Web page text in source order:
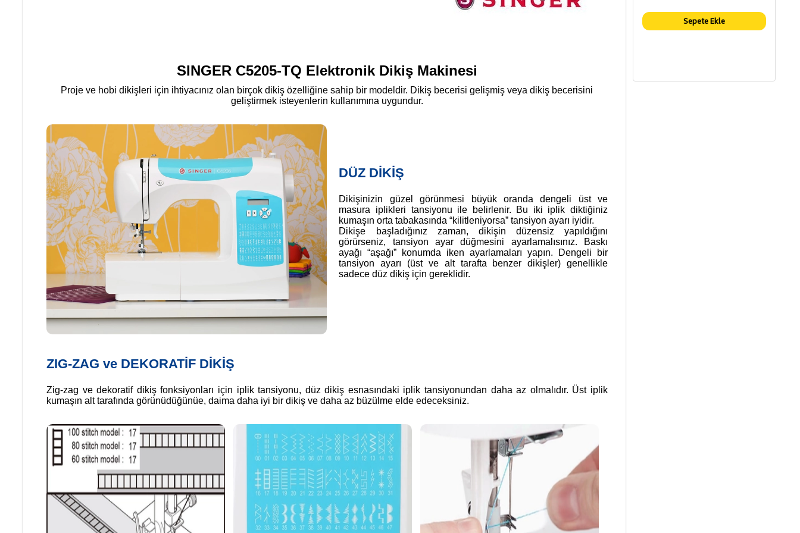
SINGER C5205-TQ Elektronik Dikiş Makinesi
Proje ve hobi dikişleri için ihtiyacınız olan birçok dikiş özelliğine sahip bir modeldir. Dikiş becerisi gelişmiş veya dikiş becerisini
geliştirmek isteyenlerin kullanımına uygundur.
DÜZ DİKİŞ
Dikişinizin güzel görünmesi büyük oranda dengeli üst ve
masura iplikleri tansiyonu ile belirlenir. Bu iki iplik diktiğiniz
kumaşın orta tabakasında “kilitleniyorsa” tansiyon ayarı iyidir.
Dikişe başladığınız zaman, dikişin düzensiz yapıldığını
görürseniz, tansiyon ayar düğmesini ayarlamalısınız. Baskı
ayağı “aşağı” konumda iken ayarlamaları yapın. Dengeli bir
tansiyon ayarı (üst ve alt tarafta benzer dikişler) genellikle
sadece düz dikiş için gereklidir.
ZIG-ZAG ve DEKORATİF DİKİŞ
Zig-zag ve dekoratif dikiş fonksiyonları için iplik tansiyonu, düz dikiş esnasındaki iplik tansiyonundan daha az olmalıdır. Üst iplik
kumaşın alt tarafında görünüdüğünüe, daima daha iyi bir dikiş ve daha az büzülme elde edeceksiniz.
Sepete Ekle